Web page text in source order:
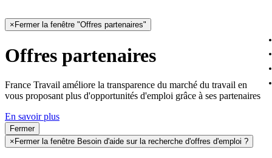
× Fermer la fenêtre "Offres partenaires"
Offres partenaires
France Travail améliore la transparence du marché du travail en
vous proposant plus d'opportunités d'emploi grâce à ses partenaires
En savoir plus
Fermer
× Fermer la fenêtre Besoin d'aide sur la recherche d'offres d'emploi ?